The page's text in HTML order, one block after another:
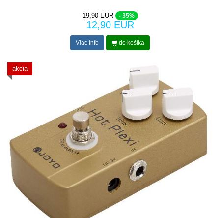
19,90 EUR - 35%
12,90 EUR
Viac info do košíka
akcia